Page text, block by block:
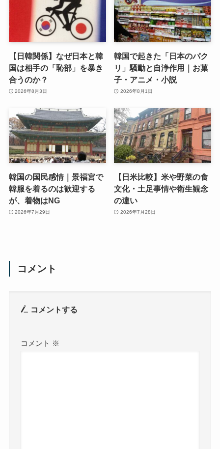
【日韓関係】なぜ日本と韓
国は相手の「恥部」を暴き
合うのか？
2026年8月3日
韓国で起きた「日本のパク
リ」騒動と自浄作用｜お菓
子・アニメ・小説
2026年8月1日
韓国の国民感情｜景福宮で
韓服を着るのは歓迎する
が、着物はNG
2026年7月29日
【日米比較】米や野菜の食
文化・土足事情や衛生観念
の違い
2026年7月28日
コメント
コメントする
コメント ※